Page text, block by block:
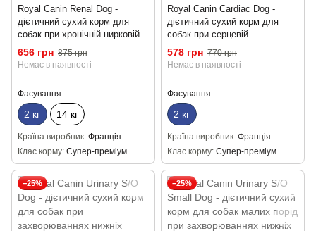
Royal Canin Renal Dog -
дієтичний сухий корм для
собак при хронічній нирковій
недостатності 2кг
656 грн 875 грн
Немає в наявності
Фасування
2 кг 14 кг
Країна виробник Франція
Клас корму Супер-преміум
Royal Canin Cardiac Dog -
дієтичний сухий корм для
собак при серцевій
недостатності 2кг
578 грн 770 грн
Немає в наявності
Фасування
2 кг
Країна виробник Франція
Клас корму Супер-преміум
−25% −25%